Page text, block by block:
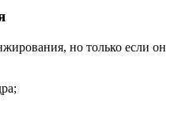
но только если он